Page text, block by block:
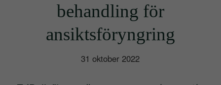
behandling för
ansiktsföryngring
31 oktober 2022